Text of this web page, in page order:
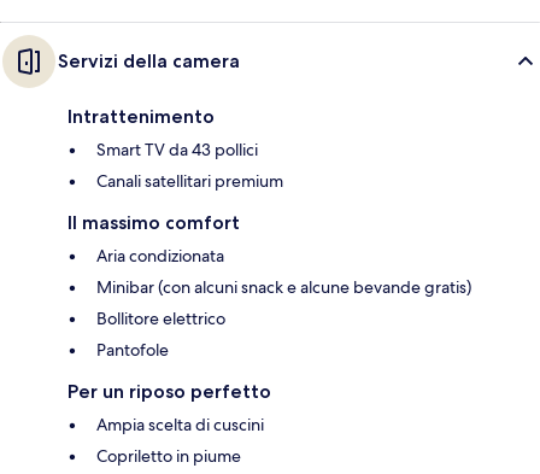
Servizi della camera
Intrattenimento
Smart TV da 43 pollici
Canali satellitari premium
Il massimo comfort
Aria condizionata
Minibar (con alcuni snack e alcune bevande gratis)
Bollitore elettrico
Pantofole
Per un riposo perfetto
Ampia scelta di cuscini
Copriletto in piume